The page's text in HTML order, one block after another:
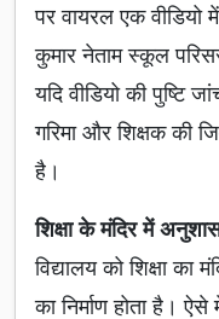
पर वायरल एक वीडियो
कुमार नेताम स्कूल
यदि वीडियो की पुष्टि
गरिमा और शिक्षक की
है।
शिक्षा के मंदिर में
विद्यालय को शिक्षा का
का निर्माण होता है।